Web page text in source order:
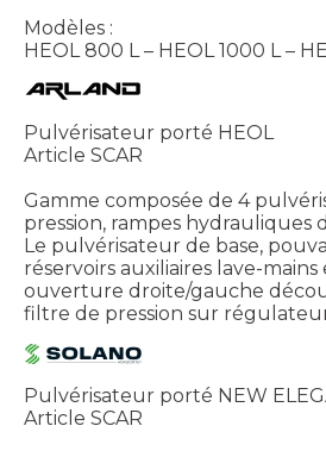
Modèles :
HEOL 800 L – HEOL 1000 L –
Pulvérisateur porté HEOL
Article SCAR
Gamme composée de 4
pression, rampes hydrauliques
Le pulvérisateur de base,
réservoirs auxiliaires lave-
ouverture droite/gauche
filtre de pression sur
Pulvérisateur porté NEW
Article SCAR